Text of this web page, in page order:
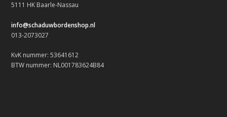
5111 HK Baarle-Nassau
info@schaduwbordenshop.nl
013-2073027
KvK nummer: 53641612
BTW nummer: NL001783624B84